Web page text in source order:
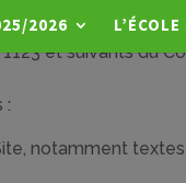
2026
et suivants du
:
notamment textes